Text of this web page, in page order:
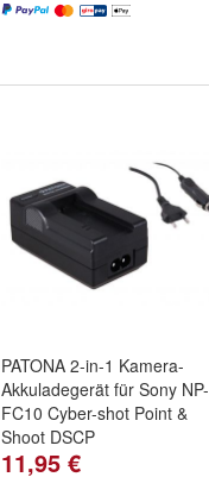
PATONA 2-in-1 Kamera-
Akkuladegerät für Sony NP-
FC10 Cyber-shot Point &
Shoot DSCP
11,95 €